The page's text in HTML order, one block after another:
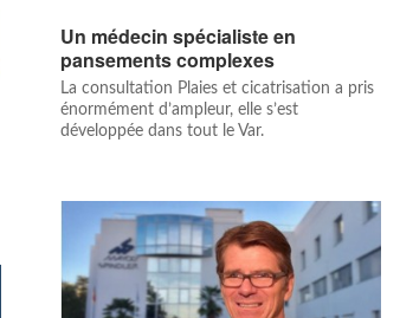
Un médecin spécialiste en
pansements complexes
La consultation Plaies et cicatrisation a pris
énormément d’ampleur, elle s’est
développée dans tout le Var.